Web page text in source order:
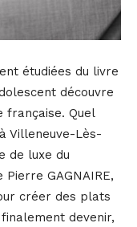
étudiées du livre
découvre
française. Quel
Villeneuve-Lès-
de luxe du
GAGNAIRE,
créer des plats
devenir,